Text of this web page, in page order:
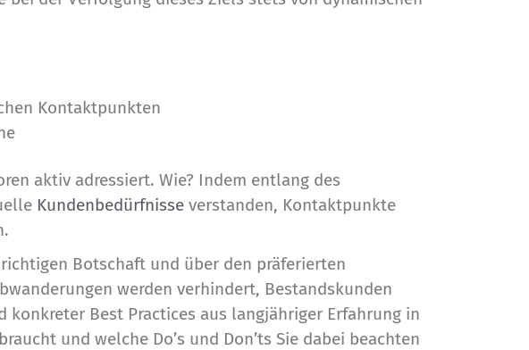
Kontaktpunkten
aktiv adressiert. Wie? Indem entlang des
Kundenbedürfnisse verstanden, Kontaktpunkte
Botschaft und über den präferierten
werden verhindert, Bestandskunden
Best Practices aus langjähriger Erfahrung in
und welche Do’s und Don’ts Sie dabei beachten